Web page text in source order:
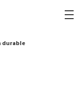
durable